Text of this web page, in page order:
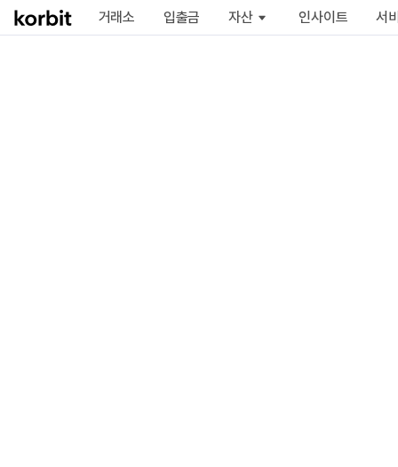
거래소 입출금 자산 인사이트 서